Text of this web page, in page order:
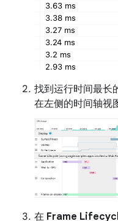
找到运行时间最长
在左侧的时间轴视
在 Frame